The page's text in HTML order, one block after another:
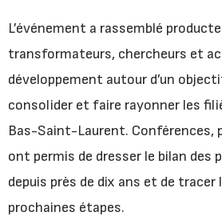
L’événement a rassemblé
transformateurs, chercheurs et
développement autour d’un
consolider et faire rayonner les
Bas-Saint-Laurent. Conférences,
ont permis de dresser le bilan des
depuis près de dix ans et de tracer
prochaines étapes.